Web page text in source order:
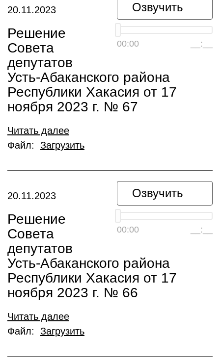
Озвучить
00:00 __:__
20.11.2023
Решение
Совета
депутатов
Усть-Абаканского района
Республики Хакасия от 17
ноября 2023 г. № 67
Читать далее
Файл: Загрузить
Озвучить
00:00 __:__
20.11.2023
Решение
Совета
депутатов
Усть-Абаканского района
Республики Хакасия от 17
ноября 2023 г. № 66
Читать далее
Файл: Загрузить